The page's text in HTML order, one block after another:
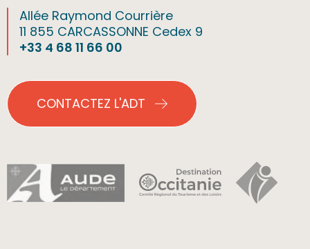
Allée Raymond Courrière
11 855 CARCASSONNE Cedex 9
+33 4 68 11 66 00
CONTACTEZ L'ADT